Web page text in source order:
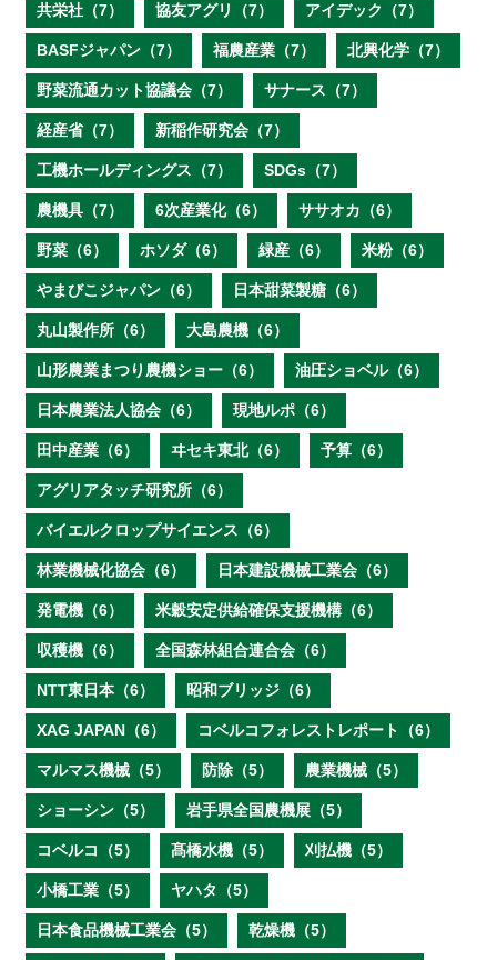
共栄社（7） 協友アグリ（7） アイデック（7）
BASFジャパン（7） 福農産業（7） 北興化学（7）
野菜流通カット協議会（7） サナース（7）
経産省（7） 新稲作研究会（7）
工機ホールディングス（7） SDGs（7）
農機具（7） 6次産業化（6） ササオカ（6）
野菜（6） ホソダ（6） 緑産（6） 米粉（6）
やまびこジャパン（6） 日本甜菜製糖（6）
丸山製作所（6） 大島農機（6）
山形農業まつり農機ショー（6） 油圧ショベル（6）
日本農業法人協会（6） 現地ルポ（6）
田中産業（6） ヰセキ東北（6） 予算（6）
アグリアタッチ研究所（6）
バイエルクロップサイエンス（6）
林業機械化協会（6） 日本建設機械工業会（6）
発電機（6） 米穀安定供給確保支援機構（6）
収穫機（6） 全国森林組合連合会（6）
NTT東日本（6） 昭和ブリッジ（6）
XAG JAPAN（6） コベルコフォレストレポート（6）
マルマス機械（5） 防除（5） 農業機械（5）
ショーシン（5） 岩手県全国農機展（5）
コベルコ（5） 髙橋水機（5） 刈払機（5）
小橋工業（5） ヤハタ（5）
日本食品機械工業会（5） 乾燥機（5）